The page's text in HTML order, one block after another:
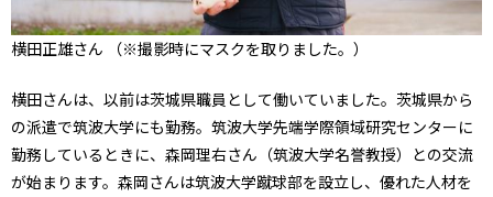
横田正雄さん （※撮影時にマスクを取りました。）
横田さんは、以前は茨城県職員として働いていました。茨城県から
の派遣で筑波大学にも勤務。筑波大学先端学際領域研究センターに
勤務しているときに、森岡理右さん（筑波大学名誉教授）との交流
が始まります。森岡さんは筑波大学蹴球部を設立し、優れた人材を